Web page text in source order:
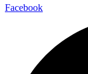
Facebook